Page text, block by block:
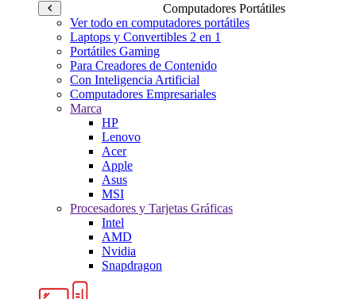
Computadores Portátiles
Ver todo en computadores portátiles
Laptops y Convertibles 2 en 1
Portátiles Gaming
Para Creadores de Contenido
Con Inteligencia Artificial
Computadores Empresariales
Marca
HP
Lenovo
Acer
Apple
Asus
MSI
Procesadores y Tarjetas Gráficas
Intel
AMD
Nvidia
Snapdragon